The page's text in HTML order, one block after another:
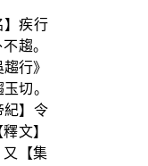
】疾行
趨。
行》
切。
紀】令
文】
【集